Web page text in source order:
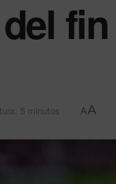
5 minutos AA